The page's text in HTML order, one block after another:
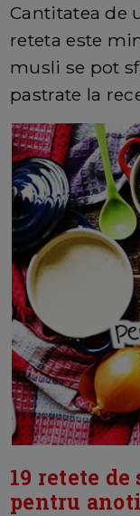
Cantitatea de
reteta este
musli se pot
pastrate la
19 retete de
pentru